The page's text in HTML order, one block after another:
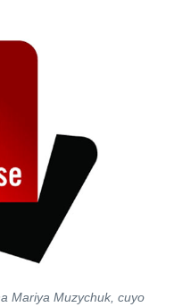
Mariya Muzychuk, cuyo